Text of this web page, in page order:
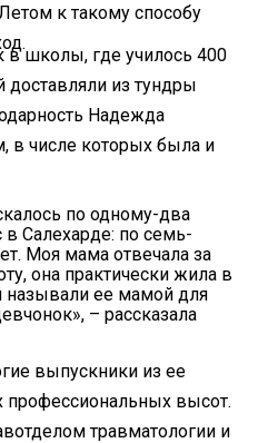
к такому способу
школы, где училось 400
доставляли из тундры
Надежда
в числе которых была и
по одному-два
в Салехарде: по семь-
Моя мама отвечала за
она практически жила в
ее мамой для
– рассказала
выпускники из ее
высот.
травматологии и